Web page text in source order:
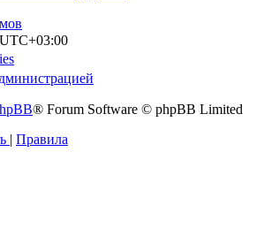
UTC+03:00
® Forum Software © phpBB Limited
| Правила